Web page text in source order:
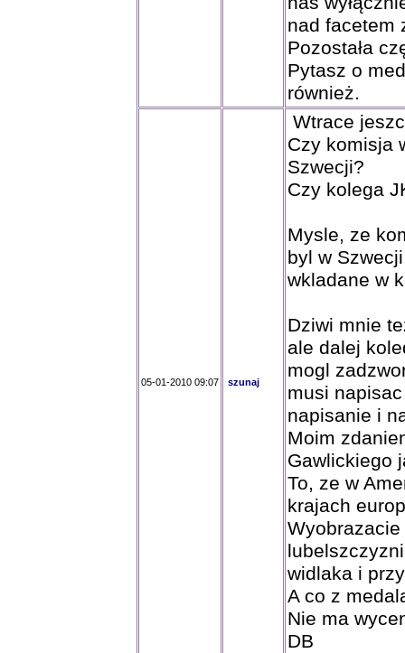
nad facetem
Pozostała
Pytasz o
również.
05-01-2010 09:07 szunaj
Wtrace
Czy komisja
Szwecji?
Czy kolega
Mysle, ze
byl w
wkladane w
Dziwi mnie
ale dalej
mogl
musi
napisanie i
Moim
Gawlickiego
To, ze w
krajach
widlaka i
A co z
Nie ma
DB